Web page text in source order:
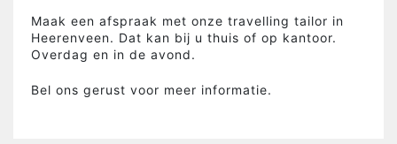
Maak een afspraak met onze travelling tailor in
Heerenveen. Dat kan bij u thuis of op kantoor.
Overdag en in de avond.
Bel ons gerust voor meer informatie.